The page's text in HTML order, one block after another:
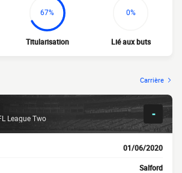
67%
Titularisation
0%
Lié aux buts
Carrière
League Two
-
01/06/2020
Salford